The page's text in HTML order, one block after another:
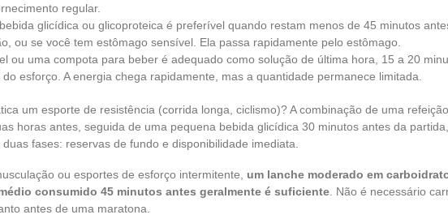
regular.
glicídica ou glicoproteica é preferível quando restam menos de 45 minutos
ou se você tem estômago sensível. Ela passa rapidamente pelo estômago.
ou uma compota para beber é adequado como solução de última hora, 15 a 20
do esforço. A energia chega rapidamente, mas a quantidade permanece limitada.
um esporte de resistência (corrida longa, ciclismo)? A combinação de uma refeição
horas antes, seguida de uma pequena bebida glicídica 30 minutos antes da partida,
fases: reservas de fundo e disponibilidade imediata.
ou esportes de esforço intermitente, um lanche moderado em
consumido 45 minutos antes geralmente é suficiente . Não é necessário
antes de uma maratona.